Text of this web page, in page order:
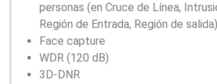
personas (en Cruce de Línea,
Región de Entrada, Región de salida)
Face capture
WDR (120 dB)
3D-DNR